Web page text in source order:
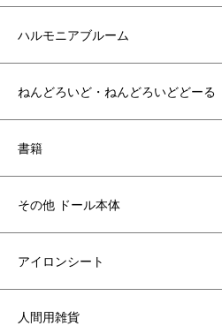
ハルモニアブルーム
ねんどろいど・ねんどろいどどーる
書籍
その他 ドール本体
アイロンシート
人間用雑貨